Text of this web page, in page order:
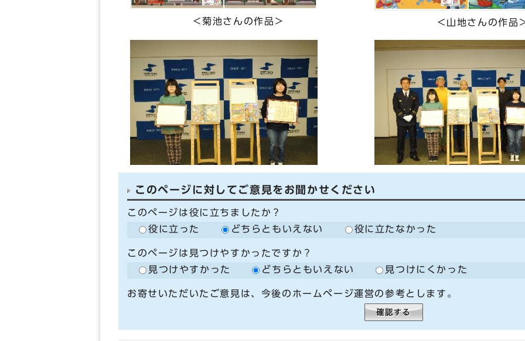
＜菊池さんの作品＞ ＜山地さんの作品
このページに対してご意見をお聞かせください
このページは役に立ちましたか？
役に立った
どちらともいえない 役に立たなかった
このページは見つけやすかったですか？
見つけやすかった
どちらともいえない 見つけにくかった
お寄せいただいたご意見は、今後のホームページ運営の参考とします。